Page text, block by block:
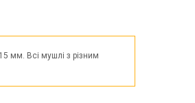
мм. Всі мушлі з різним